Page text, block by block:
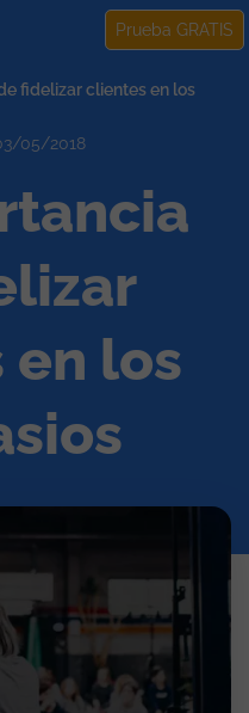
Prueba GRATIS
fidelizar clientes en los
05/2018
los